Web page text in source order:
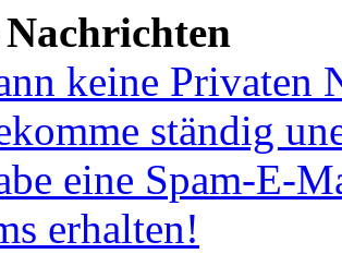
keine Privaten
ständig
eine Spam-E-
erhalten!